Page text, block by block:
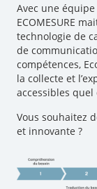
Avec une
ECOMESURE
technologie de
de
compétences,
la collecte et
accessibles
Vous souhaitez
et innovante ?